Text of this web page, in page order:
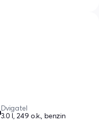
Dvigatel
3.0 l, 249 o.k., benzin